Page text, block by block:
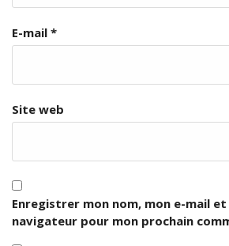
E-mail *
Site web
Enregistrer mon nom, mon e-mail
navigateur pour mon prochain